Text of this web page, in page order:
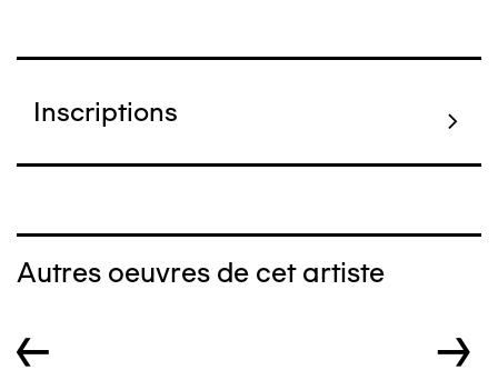
Inscriptions
Autres oeuvres de cet artiste
← →